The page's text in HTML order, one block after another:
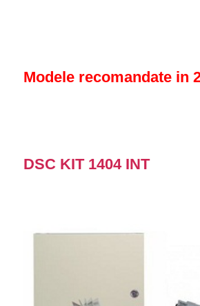
Modele recomandate in
DSC KIT 1404 INT